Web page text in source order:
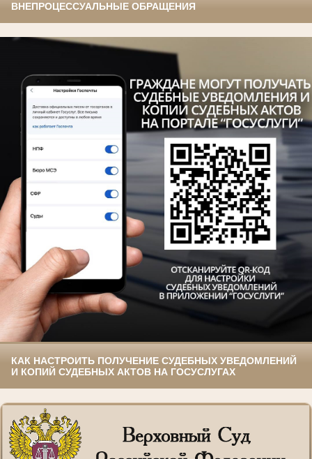
ВНЕПРОЦЕССУАЛЬНЫЕ ОБРАЩЕНИЯ
КАК НАСТРОИТЬ ПОЛУЧЕНИЕ СУДЕБНЫХ УВЕДОМЛЕНИЙ
И КОПИЙ СУДЕБНЫХ АКТОВ НА ГОСУСЛУГАХ